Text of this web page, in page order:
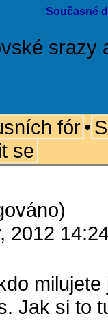
Současné
srazy
fór•
se
2012
Jak si to